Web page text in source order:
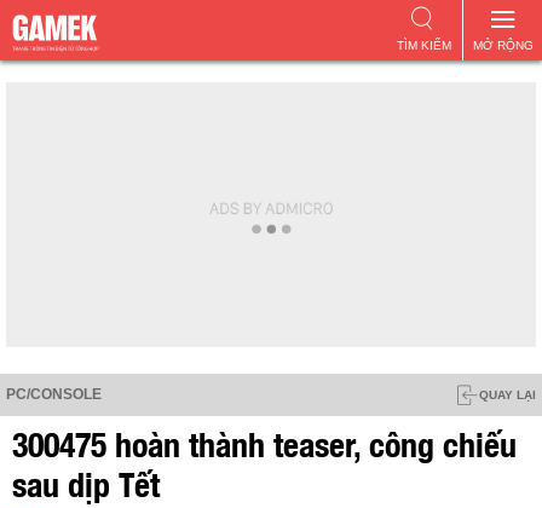
MỞ RỘNG
TÌM KIẾM
PC/CONSOLE QUAY LẠI
300475 hoàn thành teaser, công chiếu
sau dịp Tết